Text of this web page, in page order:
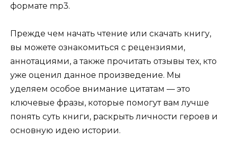
формате mp3.
Прежде чем начать чтение или скачать книгу,
вы можете ознакомиться с рецензиями,
аннотациями, а также прочитать отзывы тех, кто
уже оценил данное произведение. Мы
уделяем особое внимание цитатам — это
ключевые фразы, которые помогут вам лучше
понять суть книги, раскрыть личности героев и
основную идею истории.